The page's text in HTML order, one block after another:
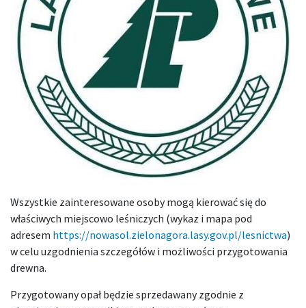
Wszystkie zainteresowane osoby mogą kierować się do
właściwych miejscowo leśniczych (wykaz i mapa pod
adresem https://nowasol.zielonagora.lasy.gov.pl/lesnictwa)
w celu uzgodnienia szczegółów i możliwości przygotowania
drewna.
Przygotowany opał będzie sprzedawany zgodnie z